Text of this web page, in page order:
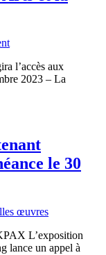
l’accès aux
2023 – La
le 30
œuvres
L’exposition
lance un appel à